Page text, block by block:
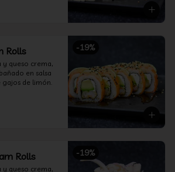
-19%
Rolls
queso crema,
en salsa
de limón.
-19%
Rolls
queso crema,